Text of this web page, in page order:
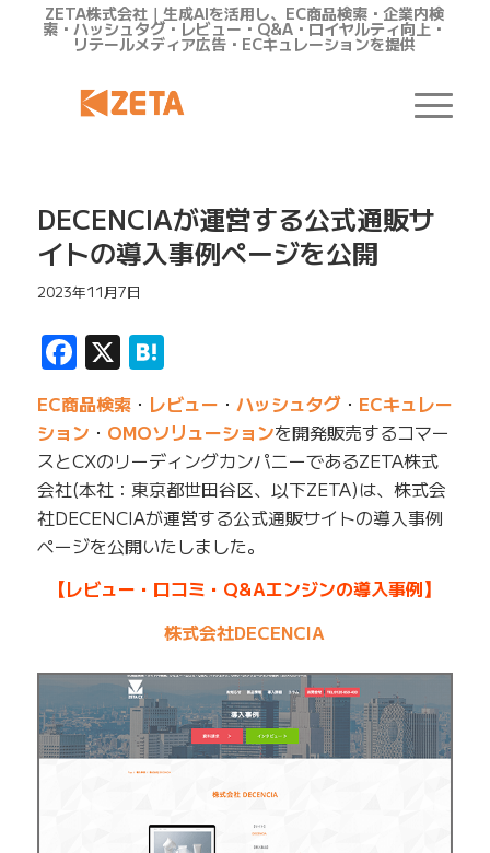
ZETA株式会社｜生成AIを活用し、EC商品検索・企業内検
索・ハッシュタグ・レビュー・Q&A・ロイヤルティ向上・
リテールメディア広告・ECキュレーションを提供
DECENCIAが運営する公式通販サ
イトの導入事例ページを公開
2023年11月7日
Facebook
X Hatena
EC商品検索・ レビュー ・ ハッシュタグ・ ECキュレー
ション ・ OMOソリューションを開発販売するコマー
スとCXのリーディングカンパニーであるZETA株式
会社(本社：東京都世田谷区、以下ZETA)は、株式会
社DECENCIAが運営する公式通販サイトの導入事例
ページを公開いたしました。
【レビュー・口コミ・Q&Aエンジンの導入事例】
株式会社DECENCIA